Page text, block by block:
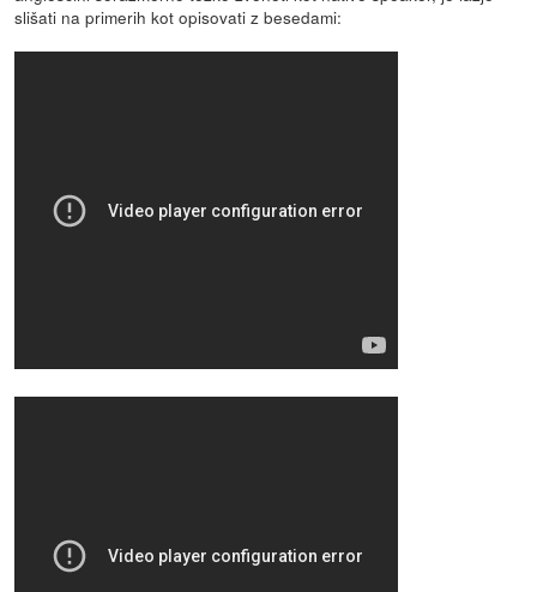
slišati na primerih kot opisovati z besedami: